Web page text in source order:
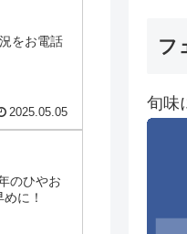
をお電話
2025.05.05
のひやお
に！
フ
旬味